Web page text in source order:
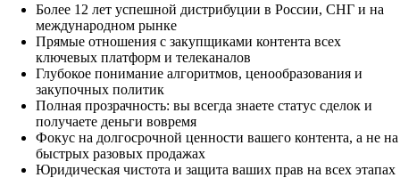
Более 12 лет успешной дистрибуции в России, СНГ и на
международном рынке
Прямые отношения с закупщиками контента всех
ключевых платформ и телеканалов
Глубокое понимание алгоритмов, ценообразования и
закупочных политик
Полная прозрачность: вы всегда знаете статус сделок и
получаете деньги вовремя
Фокус на долгосрочной ценности вашего контента, а не на
быстрых разовых продажах
Юридическая чистота и защита ваших прав на всех этапах